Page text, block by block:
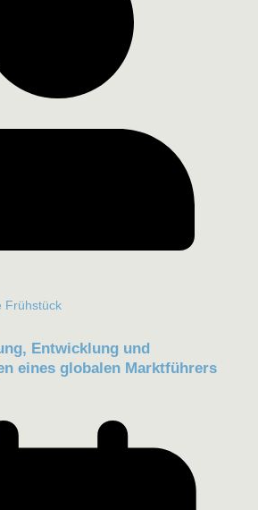
Entwicklung und
eines globalen Marktführers